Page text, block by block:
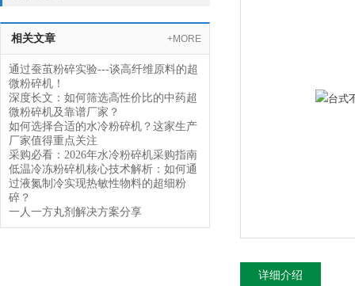
相关文章 +MORE
通过蚕茧粉碎实验---谈高纤维原料的超
微粉碎机！
深度长文：如何筛选高性价比的中药超
微粉碎机及靠谱厂家？
如何选择合适的水冷粉碎机？这家生产
厂家值得重点关注
采购必看：2026年水冷粉碎机采购指南
低温冷冻粉碎机核心技术解析：如何通
过液氮制冷实现热敏性物料的超细粉
碎？
一人一方丸剂解决方案分享
详细介绍